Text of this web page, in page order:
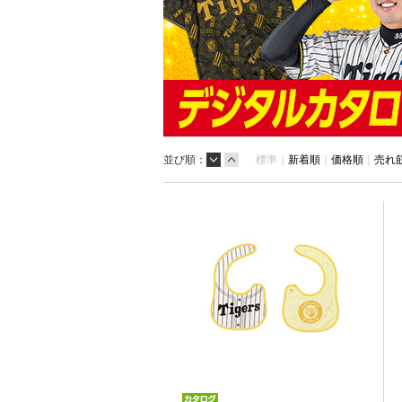
並び順： 標準｜ 新着順 ｜ 価格順 ｜ 売れ